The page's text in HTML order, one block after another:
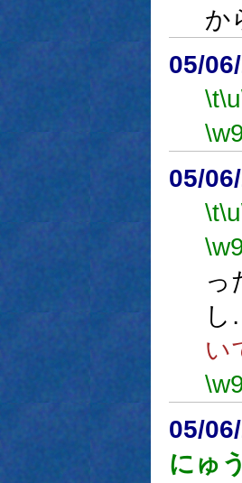
か
05/
\t\u
05/
\t\u
っ
い
05/
にゅ